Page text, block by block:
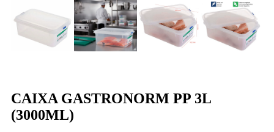
CAIXA GASTRONORM PP 3L
(3000ML)